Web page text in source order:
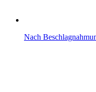
Nach